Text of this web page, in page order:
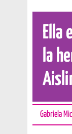
Ella
la
Gabriela